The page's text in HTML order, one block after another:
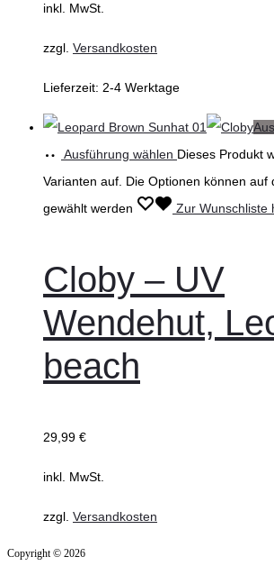
inkl. MwSt.
zzgl. Versandkosten
Lieferzeit: 2-4 Werktage
Ausführung wählen Dieses Produkt
Varianten auf. Die Optionen können auf
gewählt werden
Zur Wunschliste
Cloby – UV
Wendehut,
beach
29,99 €
inkl. MwSt.
zzgl. Versandkosten
Copyright © 2026